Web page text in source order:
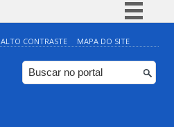
Simplifique!
Comunica BR
Participe
ALTO CONTRASTE MAPA DO SITE